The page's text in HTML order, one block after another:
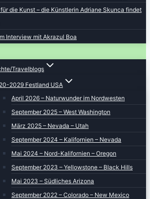
die Kunst – die Künstlerin Adriane Skunca findet
Interview mit Akrazul Boa
Travelblogs
2029 Festland USA
April 2026 – Naturwunder im Nordwesten
September 2025 – West Washington
März 2025 – Nevada – Utah
September 2024 – Kalifornien – Nevada
Mai 2024 – Nord-Kalifornien – Oregon
September 2023 – Yellowstone – Black Hills
Mai 2023 – Südliches Arizona
September 2022 – Colorado – New Mexico